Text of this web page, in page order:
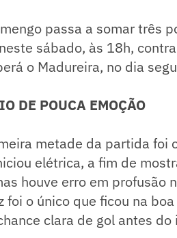
passa a somar três
sábado, às 18h,
o Madureira, no dia
DE POUCA EMOÇÃO
metade da partida foi
elétrica, a fim de
houve erro em profusão
foi o único que ficou na
clara de gol antes do